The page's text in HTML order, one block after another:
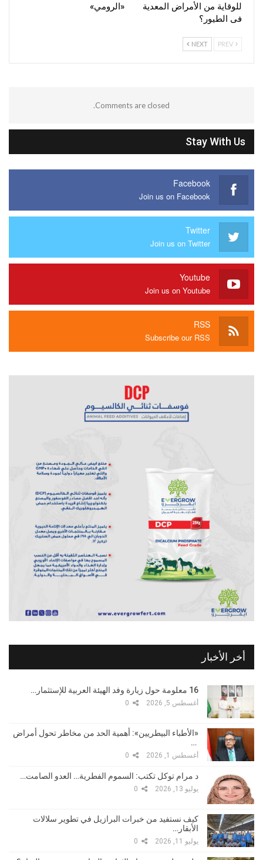
للوقاية من الأمراض المعدية
فى الطيور؟
«الرومي»
NEXT
Comments are closed.
Stay With Us
Facebook
Join us on Facebook
Twitter
Join us on Twitter
Youtube
Join us on Youtube
RSS
Subscribe our RSS
أخر الأخبار
16 معلومة حول زيارة وفد الهيئة العربية للإستثمار…
أغسطس 5, 2026
«الأطباء البيطريين»: أهمية الحد من مخاطر تحول أمراض
…
أغسطس 1, 2026
د مرام توكل تكتب: السموم الفطرية… العدو الصامت…
يوليو 13, 2026
كيف نستفيد من خبرات البرازيل في تطوير سلالات
الأبقار…
يوليو 11, 2026